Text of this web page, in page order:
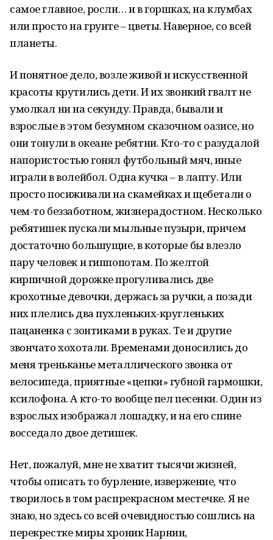
самое главное, росли… и в горшках, на клумбах
или просто на грунте – цветы. Наверное, со всей
планеты.
И понятное дело, возле живой и искусственной
красоты крутились дети. И их звонкий гвалт не
умолкал ни на секунду. Правда, бывали и
взрослые в этом безумном сказочном оазисе, но
они тонули в океане ребятни. Кто-то с разудалой
напористостью гонял футбольный мяч, иные
играли в волейбол. Одна кучка – в лапту. Или
просто посиживали на скамейках и щебетали о
чем-то беззаботном, жизнерадостном. Несколько
ребятишек пускали мыльные пузыри, причем
достаточно большущие, в которые бы влезло
пару человек и гиппопотам. По желтой
кирпичной дорожке прогуливались две
крохотные девочки, держась за ручки, а позади
них плелись два пухленьких-кругленьких
пацаненка с зонтиками в руках. Те и другие
звончато хохотали. Временами доносились до
меня треньканье металлического звонка от
велосипеда, приятные «цепки» губной гармошки,
ксилофона. А кто-то вообще пел песенки. Один из
взрослых изображал лошадку, и на его спине
восседало двое детишек.
Нет, пожалуй, мне не хватит тысячи жизней,
чтобы описать то бурление, извержение, что
творилось в том распрекрасном местечке. Я не
знаю, но здесь со всей очевидностью сошлись на
перекрестке миры хроник Нарнии,